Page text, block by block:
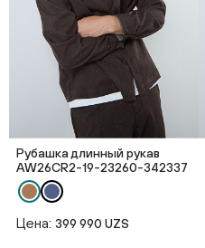
Рубашка длинный рукав
AW26CR2-19-23260-342337
Цена: 399 990 UZS